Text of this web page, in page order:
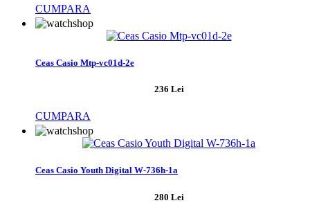
CUMPARA
Ceas Casio Mtp-vc01d-2e
236 Lei
CUMPARA
Ceas Casio Youth Digital W-736h-1a
280 Lei